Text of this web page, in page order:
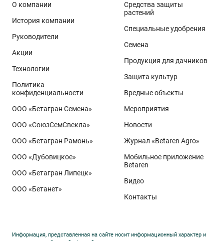
О компании
История компании
Руководители
Акции
Технологии
Политика
конфиденциальности
ООО «Бетагран Семена»
ООО «СоюзСемСвекла»
ООО «Бетагран Рамонь»
ООО «Дубовицкое»
ООО «Бетагран Липецк»
ООО «Бетанет»
Средства защиты
растений
Специальные удобрения
Семена
Продукция для дачников
Защита культур
Вредные объекты
Мероприятия
Новости
Журнал «Betaren Agro»
Мобильное приложение
Betaren
Видео
Контакты
Информация, представленная на сайте носит информационный характер и